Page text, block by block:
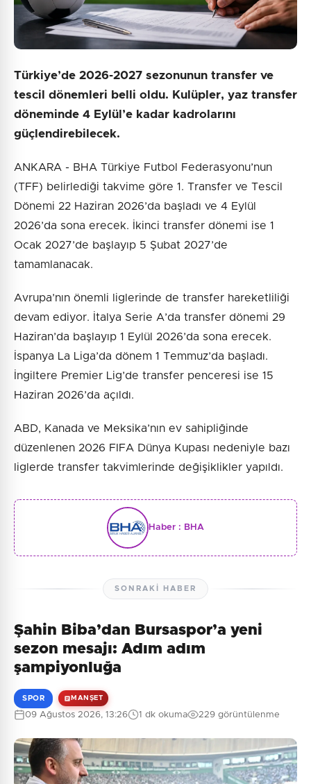
Türkiye’de 2026-2027 sezonunun transfer ve
tescil dönemleri belli oldu. Kulüpler, yaz transfer
döneminde 4 Eylül’e kadar kadrolarını
güçlendirebilecek.
ANKARA - BHA Türkiye Futbol Federasyonu’nun
(TFF) belirlediği takvime göre 1. Transfer ve Tescil
Dönemi 22 Haziran 2026’da başladı ve 4 Eylül
2026’da sona erecek. İkinci transfer dönemi ise 1
Ocak 2027’de başlayıp 5 Şubat 2027’de
tamamlanacak.
Avrupa’nın önemli liglerinde de transfer hareketliliği
devam ediyor. İtalya Serie A’da transfer dönemi 29
Haziran’da başlayıp 1 Eylül 2026’da sona erecek.
İspanya La Liga’da dönem 1 Temmuz’da başladı.
İngiltere Premier Lig’de transfer penceresi ise 15
Haziran 2026’da açıldı.
ABD, Kanada ve Meksika’nın ev sahipliğinde
düzenlenen 2026 FIFA Dünya Kupası nedeniyle bazı
liglerde transfer takvimlerinde değişiklikler yapıldı.
Haber : BHA
SONRAKI HABER
Şahin Biba’dan Bursaspor’a yeni
sezon mesajı: Adım adım
şampiyonluğa
SPOR MANŞET
09 Ağustos 2026, 13:26 1 dk okuma 229 görüntülenme